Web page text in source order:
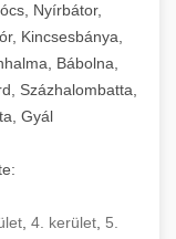
Nyírbátor,
Kincsesbánya,
Bábolna,
Százhalombatta,
Gyál
4. kerület 5.